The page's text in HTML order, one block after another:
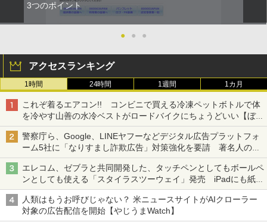
3つのポイント
● ● ●
アクセスランキング
1時間 24時間 1週間 1カ月
これぞ着るエアコン!! コンビニで買える冷凍ペットボトルで体
を冷やす山善の水冷ベストがロードバイクにちょうどいい【ぼっ
ち・ざ・ろーど！その14】【空いた時間でなにしてる？】
警察庁ら、Google、LINEヤフーなどデジタル広告プラットフォ
ーム5社に「なりすまし詐欺広告」対策強化を要請 著名人の写
真や映像を使った投資詐欺などへの対策として
エレコム、ゼブラと共同開発した、タッチペンとしてもボールペ
ンとしても使える「スタイラスツーウェイ」発売 iPadにも紙に
も、持ち替えずに書き込める
人類はもうお呼びじゃない？ 米ニュースサイトがAIクローラー
対象の広告配信を開始【やじうまWatch】